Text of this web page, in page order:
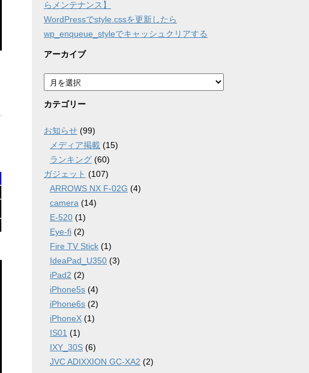
らメンテナンス】
WordPressでstyle.cssを更新したら
wp_enqueue_styleでキャッシュクリアする
アーカイブ
ア
ー
カ
ブ
カテゴリー
お知らせ (99)
メディア掲載 (15)
ランキング (60)
ガジェット (107)
ARROWS NX F-02G (4)
camera (14)
E-520 (1)
Eye-fi (2)
Fire TV Stick (1)
IdeaPad_U350 (3)
iPad2 (2)
iPhone5s (4)
iPhone6s (2)
iPhoneX (1)
IS01 (1)
IXY_30S (6)
JVC ADIXXION GC-XA2 (2)